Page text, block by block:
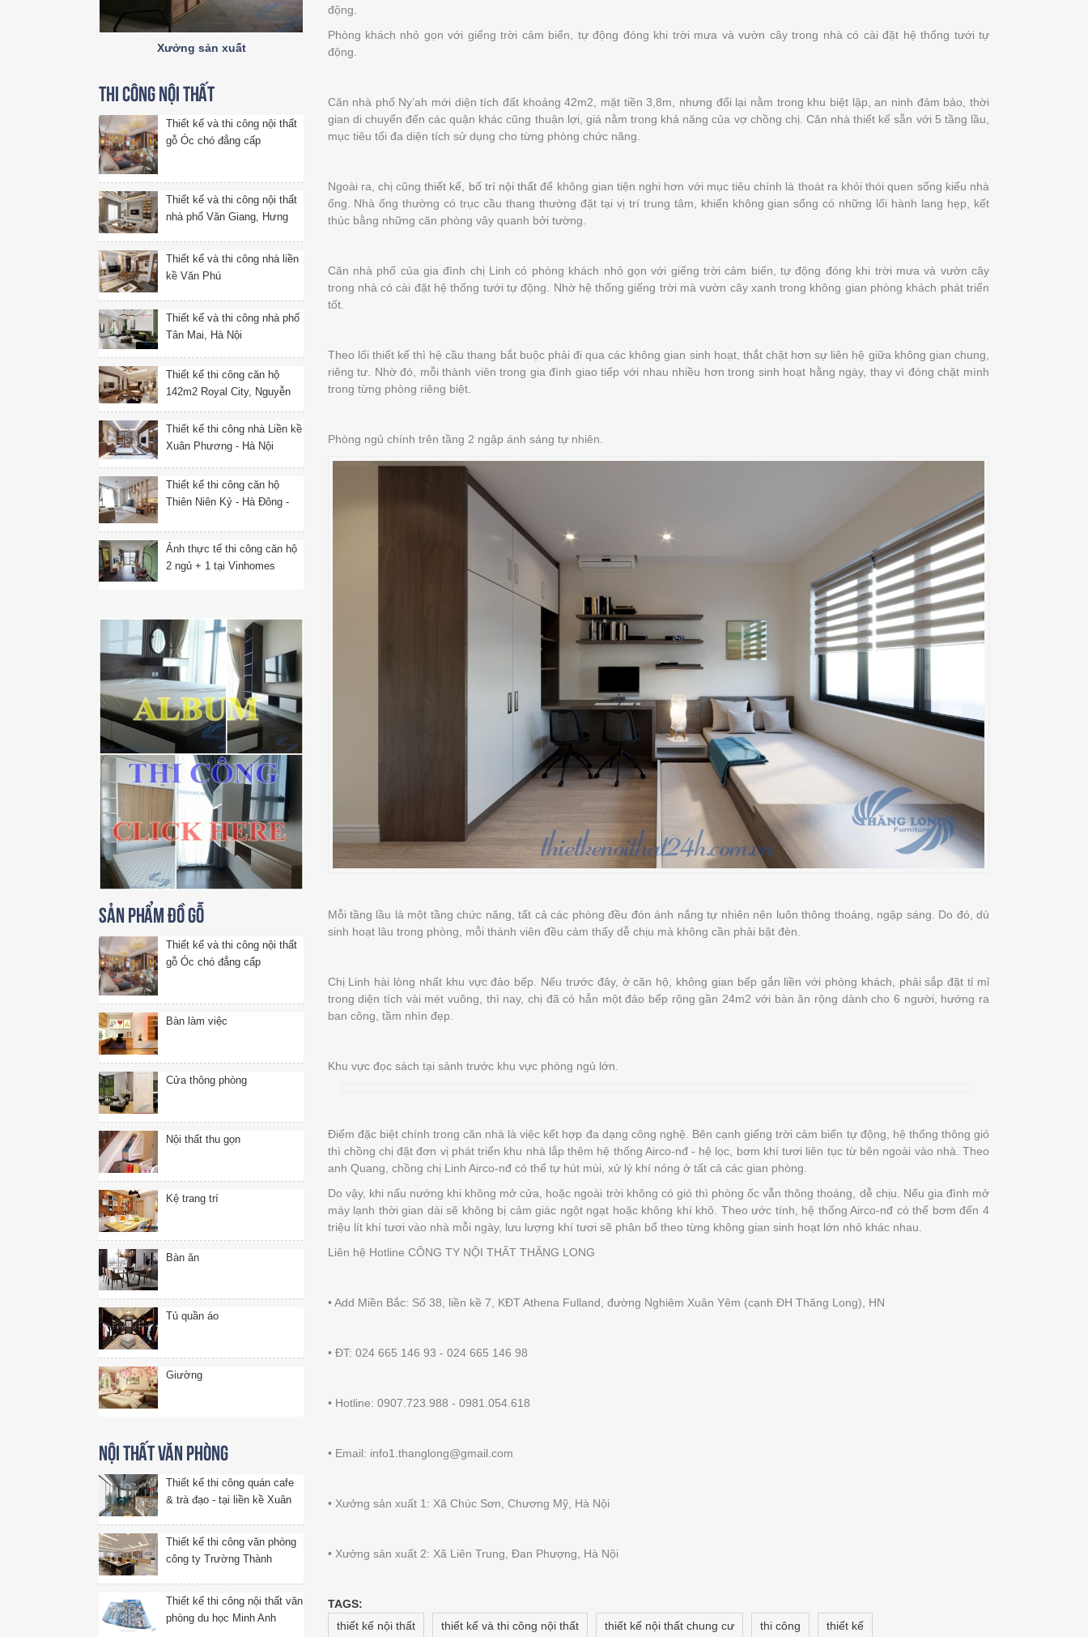
Xưởng sản xuất
Thi công nội thất
Thiết kế và thi công nội thất
gỗ Óc chó đẳng cấp
Thiết kế và thi công nội thất
nhà phố Văn Giang, Hưng
Thiết kế và thi công nhà liền
kề Văn Phú
Thiết kế và thi công nhà phố
Tân Mai, Hà Nội
Thiết kế thi công căn hộ
142m2 Royal City, Nguyễn
Thiết kế thi công nhà Liền kề
Xuân Phương - Hà Nội
Thiết kế thi công căn hộ
Thiên Niên Kỷ - Hà Đông -
Ảnh thực tế thi công căn hộ
2 ngủ + 1 tại Vinhomes
Sản phẩm đồ gỗ
Thiết kế và thi công nội thất
gỗ Óc chó đẳng cấp
Bàn làm việc
Cửa thông phòng
Nội thất thu gọn
Kệ trang trí
Bàn ăn
Tủ quần áo
Giường
Nội thất văn phòng
Thiết kế thi công quán cafe
& trà đạo - tại liền kề Xuân
Thiết kế thi công văn phòng
công ty Trường Thành
Thiết kế thi công nội thất văn
phòng du học Minh Anh
động.
Phòng khách nhỏ gọn với giếng trời cảm biến, tự động đóng khi trời mưa và vườn cây trong nhà có cài đặt hệ thống tưới tự
động.
Căn nhà phố Ny’ah mới diện tích đất khoảng 42m2, mặt tiền 3,8m, nhưng đổi lại nằm trong khu biệt lập, an ninh đảm bảo, thời
gian di chuyển đến các quận khác cũng thuận lợi, giá nằm trong khả năng của vợ chồng chị. Căn nhà thiết kế sẵn với 5 tầng lầu,
mục tiêu tối đa diện tích sử dụng cho từng phòng chức năng.
Ngoài ra, chị cũngthiết kế, bố trí nội thất để không gian tiện nghi hơn với mục tiêu chính là thoát ra khỏi thói quen sống kiểu nhà
ống. Nhà ống thường có trục cầu thang thường đặt tại vị trí trung tâm, khiến không gian sống có những lối hành lang hẹp, kết
thúc bằng những căn phòng vây quanh bởi tường.
Căn nhà phố của gia đình chị Linh có phòng khách nhỏ gọn với giếng trời cảm biến, tự động đóng khi trời mưa và vườn cây
trong nhà có cài đặt hệ thống tưới tự động. Nhờ hệ thống giếng trời mà vườn cây xanh trong không gian phòng khách phát triển
tốt.
Theo lối thiết kế thì hệ cầu thang bắt buộc phải đi qua các không gian sinh hoạt, thắt chặt hơn sự liên hệ giữa không gian chung,
riêng tư. Nhờ đó, mỗi thành viên trong gia đình giao tiếp với nhau nhiều hơn trong sinh hoạt hằng ngày, thay vì đóng chặt mình
trong từng phòng riêng biệt.
Phòng ngủ chính trên tầng 2 ngập ánh sáng tự nhiên.
Mỗi tầng lầu là một tầng chức năng, tất cả các phòng đều đón ánh nắng tự nhiên nên luôn thông thoáng, ngập sáng. Do đó, dù
sinh hoạt lâu trong phòng, mỗi thành viên đều cảm thấy dễ chịu mà không cần phải bật đèn.
Chị Linh hài lòng nhất khu vực đảo bếp. Nếu trước đây, ở căn hộ, không gian bếp gắn liền với phòng khách, phải sắp đặt tỉ mỉ
trong diện tích vài mét vuông, thì nay, chị đã có hẳn một đảo bếp rộng gần 24m2 với bàn ăn rộng dành cho 6 người, hướng ra
ban công, tầm nhìn đẹp.
Khu vực đọc sách tại sảnh trước khu vực phòng ngủ lớn.
Điểm đặc biệt chính trong căn nhà là việc kết hợp đa dạng công nghệ. Bên cạnh giếng trời cảm biến tự động, hệ thống thông gió
thì chồng chị đặt đơn vị phát triển khu nhà lắp thêm hệ thống Airco-nđ - hệ lọc, bơm khí tươi liên tục từ bên ngoài vào nhà. Theo
anh Quang, chồng chị Linh Airco-nđ có thể tự hút mùi, xử lý khí nóng ở tất cả các gian phòng.
Do vậy, khi nấu nướng khi không mở cửa, hoặc ngoài trời không có gió thì phòng ốc vẫn thông thoáng, dễ chịu. Nếu gia đình mở
máy lạnh thời gian dài sẽ không bị cảm giác ngột ngạt hoặc không khí khô. Theo ước tính, hệ thống Airco-nđ có thể bơm đến 4
triệu lít khí tươi vào nhà mỗi ngày, lưu lượng khí tươi sẽ phân bổ theo từng không gian sinh hoạt lớn nhỏ khác nhau.
Liên hệ Hotline CÔNG TY NỘI THẤT THĂNG LONG
• Add Miền Bắc: Số 38, liền kề 7, KĐT Athena Fulland, đường Nghiêm Xuân Yêm (cạnh ĐH Thăng Long), HN
• ĐT: 024 665 146 93 - 024 665 146 98
• Hotline: 0907.723.988 - 0981.054.618
• Email: info1.thanglong@gmail.com
• Xưởng sản xuất 1: Xã Chúc Sơn, Chương Mỹ, Hà Nội
• Xưởng sản xuất 2: Xã Liên Trung, Đan Phượng, Hà Nội
TAGS:
thiết kế nội thất
thiết kế và thi công nội thất thiết kế nội thất chung cư thi công thiết kế